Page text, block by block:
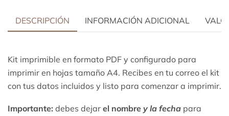
DESCRIPCIÓN INFORMACIÓN ADICIONAL
Kit imprimible en formato PDF y configurado para
imprimir en hojas tamaño A4. Recibes en tu correo el kit
con tus datos incluidos y listo para comenzar a imprimir.
Importante: debes dejar el nombre y la fecha para